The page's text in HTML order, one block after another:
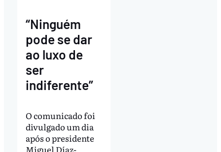
“Ninguém
pode se dar
ao luxo de
ser
indiferente”
O comunicado foi
divulgado um dia
após o presidente
Miguel Díaz-